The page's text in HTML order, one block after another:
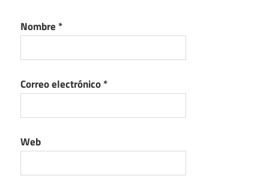
Nombre *
Correo electrónico*
Web